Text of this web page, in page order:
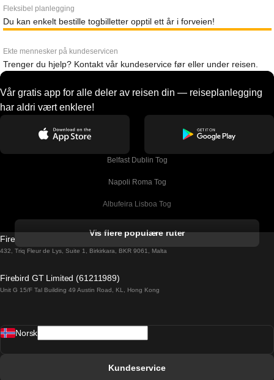
Fleksibel planlegging
Du kan enkelt bestille togbilletter opptil ett år i forveien!
Ekte mennesker på kundeservicen
Trenger du hjelp? Kontakt vår kundeservice før eller under reisen.
Vår gratis app for alle deler av reisen din — reiseplanlegging
har aldri vært enklere!
Belfast Dublin Tog
Napoli Roma Tog
Albufeira Lisboa Tog
Barcelona Madrid Tog
Barcelona Sevilla Tog
Vis flere populære ruter
Firebird GT Limited (OC 1451)
432, Triq Fleur de Lys, Suite 1, Birkirkara, BKR 9061, Malta
Firebird GT Limited (61211989)
Unit G 15/F Tal Building 49 Austin Road, KL, Hong Kong
Norsk
Kundeservice